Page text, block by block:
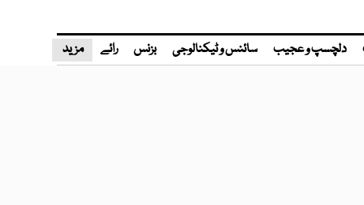
دلچسپ و عجیب سائنس و ٹیکنالوجی بزنس رائے مزید